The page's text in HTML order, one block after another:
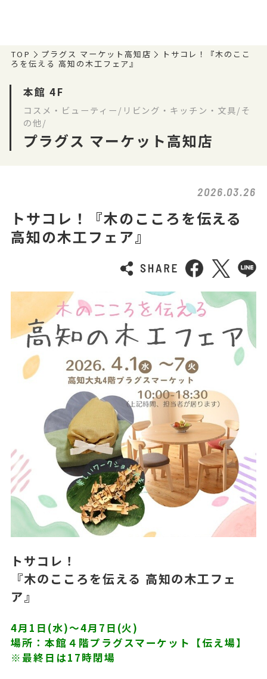
TOP プラグス マーケット高知店
トサコレ！『木のここ
ろを伝える 高知の木工フェア』
本館 4F
コスメ・ビューティー/リビング・キッチン・文具/そ
の他/
プラグス マーケット高知店
2026.03.26
トサコレ！『木のこころを伝える
高知の木工フェア』
トサコレ！
『木のこころを伝える 高知の木工フェ
ア』
4月1日(水)〜4月7日(火)
場所：本館４階プラグスマーケット【伝え場】
※最終日は17時閉場